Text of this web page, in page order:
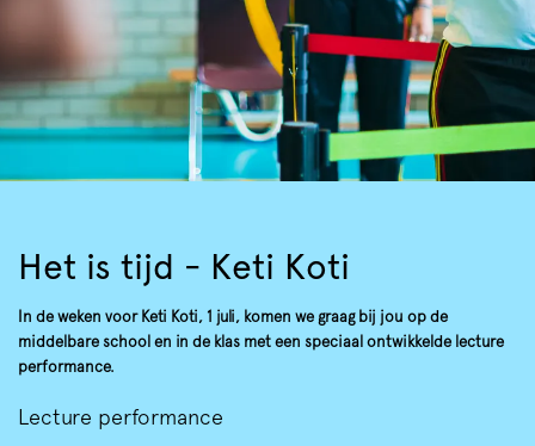
Het is tijd - Keti Koti
In de weken voor Keti Koti, 1 juli, komen we graag bij jou op de
middelbare school en in de klas met een speciaal ontwikkelde lecture
performance.
Lecture performance